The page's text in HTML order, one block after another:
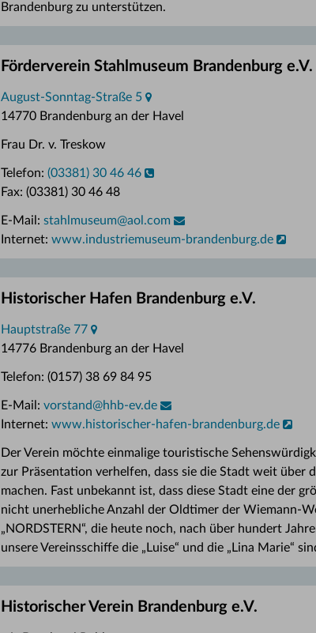
Brandenburg zu unterstützen.
Förderverein Stahlmuseum Brandenburg e.V.
August-Sonntag-Straße 5
14770 Brandenburg an der Havel
Frau Dr. v. Treskow
Telefon: (03381) 30 46 46
Fax: (03381) 30 46 48
E-Mail: stahlmuseum@aol.com
Internet: www.industriemuseum-brandenburg.de
Historischer Hafen Brandenburg e.V.
Hauptstraße 77
14776 Brandenburg an der Havel
Telefon: (0157) 38 69 84 95
E-Mail: vorstand@hhb-ev.de
Internet: www.historischer-hafen-brandenburg.de
Der Verein möchte einmalige touristische
zur Präsentation verhelfen, dass sie die Stadt weit über
machen. Fast unbekannt ist, dass diese Stadt eine der
nicht unerhebliche Anzahl der Oldtimer der Wiemann-
„NORDSTERN“, die heute noch, nach über hundert
unsere Vereinsschiffe die „Luise“ und die „Lina Marie“
Historischer Verein Brandenburg e.V.